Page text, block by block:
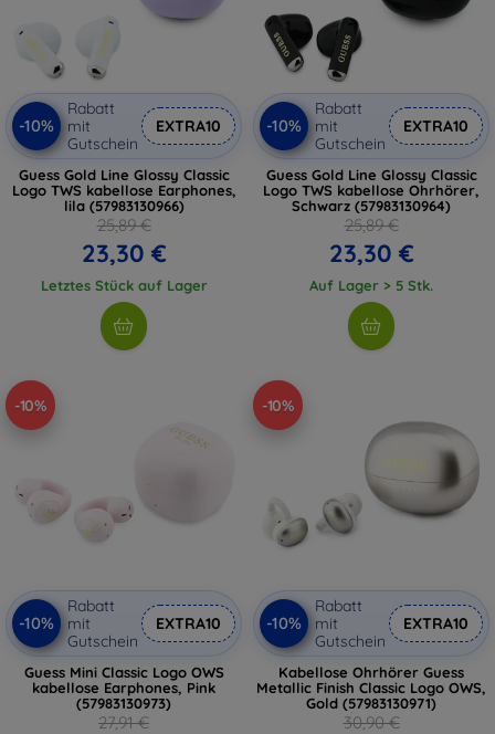
-10%
Rabatt
mit
Gutschein
EXTRA10
Guess Gold Line Glossy Classic
Logo TWS kabellose Earphones,
lila (57983130966)
25,89 €
23,30 €
Letztes Stück auf Lager
-10%
Rabatt
mit
Gutschein
EXTRA10
Guess Gold Line Glossy Classic
Logo TWS kabellose Ohrhörer,
Schwarz (57983130964)
25,89 €
23,30 €
Auf Lager > 5 Stk.
-10%
-10%
Rabatt
mit
Gutschein
EXTRA10
Guess Mini Classic Logo OWS
kabellose Earphones, Pink
(57983130973)
27,91 €
-10%
-10%
Rabatt
mit
Gutschein
EXTRA10
Kabellose Ohrhörer Guess
Metallic Finish Classic Logo OWS,
Gold (57983130971)
30,90 €